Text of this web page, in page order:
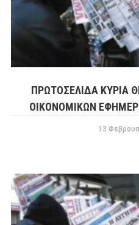
ΠΡΩΤΟΣΕΛΙΔΑ ΚΥΡΙΑ
ΟΙΚΟΝΟΜΙΚΩΝ
13